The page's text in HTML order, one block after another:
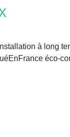
à long
éco-